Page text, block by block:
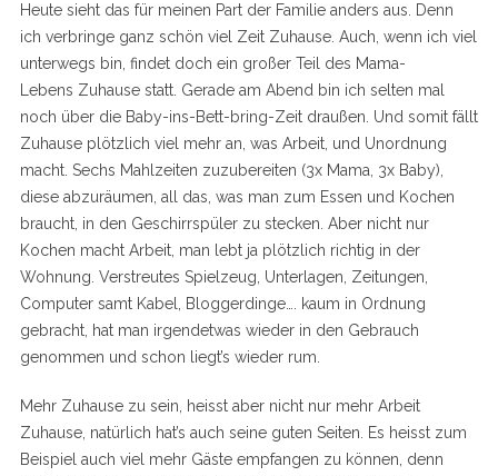
Heute sieht das für meinen Part der Familie anders aus. Denn
ich verbringe ganz schön viel Zeit Zuhause. Auch, wenn ich viel
unterwegs bin, findet doch ein großer Teil des Mama-
Lebens Zuhause statt. Gerade am Abend bin ich selten mal
noch über die Baby-ins-Bett-bring-Zeit draußen. Und somit fällt
Zuhause plötzlich viel mehr an, was Arbeit, und Unordnung
macht. Sechs Mahlzeiten zuzubereiten (3x Mama, 3x Baby),
diese abzuräumen, all das, was man zum Essen und Kochen
braucht, in den Geschirrspüler zu stecken. Aber nicht nur
Kochen macht Arbeit, man lebt ja plötzlich richtig in der
Wohnung. Verstreutes Spielzeug, Unterlagen, Zeitungen,
Computer samt Kabel, Bloggerdinge…. kaum in Ordnung
gebracht, hat man irgendetwas wieder in den Gebrauch
genommen und schon liegt’s wieder rum.
Mehr Zuhause zu sein, heisst aber nicht nur mehr Arbeit
Zuhause, natürlich hat’s auch seine guten Seiten. Es heisst zum
Beispiel auch viel mehr Gäste empfangen zu können, denn